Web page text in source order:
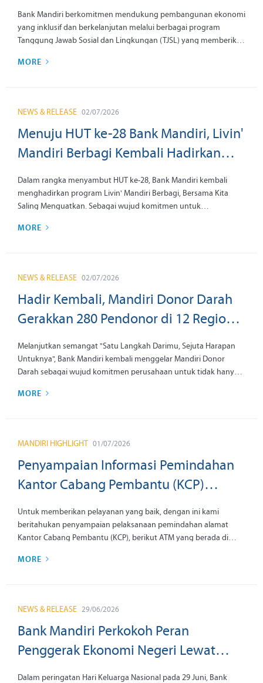
Ekosistem Ekonomi Perempuan di
Jawa Tengah
Bank Mandiri berkomitmen mendukung pembangunan ekonomi
yang inklusif dan berkelanjutan melalui berbagai program
Tanggung Jawab Sosial dan Lingkungan (TJSL) yang memberikan
Indonesia, Bank Mandiri terus memperkuat perannya dalam
MORE
NEWS & RELEASE 02/07/2026
Menuju HUT ke-28 Bank Mandiri, Livin'
Mandiri Berbagi Kembali Hadirkan
Manfaat Nyata bagi Pekerja Rentan
Dalam rangka menyambut HUT ke-28, Bank Mandiri kembali
menghadirkan program Livin' Mandiri Berbagi, Bersama Kita
Saling Menguatkan. Sebagai wujud komitmen untuk
menyalurkan 3.360 paket makanan dan minuman di 12 region di
MORE
NEWS & RELEASE 02/07/2026
Hadir Kembali, Mandiri Donor Darah
Gerakkan 280 Pendonor di 12 Region:
Satu Langkah Darimu, Sejuta Harapan
Untuknya
Melanjutkan semangat "Satu Langkah Darimu, Sejuta Harapan
Untuknya", Bank Mandiri kembali menggelar Mandiri Donor
Darah sebagai wujud komitmen perusahaan untuk tidak hanya
tetapi juga menghadirkan manfaat nyata bagi masyarakat. Aksi
MORE
MANDIRI HIGHLIGHT 01/07/2026
Penyampaian Informasi Pemindahan
Kantor Cabang Pembantu (KCP)
Tangerang Beranda Serpong, KCP
Makassar Paccerakkang dan KCP Blitar
Kanigoro tanggal 03 Agustus 2026
Untuk memberikan pelayanan yang baik, dengan ini kami
beritahukan penyampaian pelaksanaan pemindahan alamat
Kantor Cabang Pembantu (KCP), berikut ATM yang berada di
MORE
NEWS & RELEASE 29/06/2026
Bank Mandiri Perkokoh Peran
Penggerak Ekonomi Negeri Lewat
Ekosistem Inklusi Keuangan
Dalam peringatan Hari Keluarga Nasional pada 29 Juni, Bank